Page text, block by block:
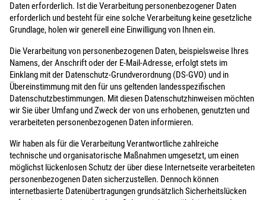
Daten erforderlich. Ist die Verarbeitung personenbezogener Daten
erforderlich und besteht für eine solche Verarbeitung keine gesetzliche
Grundlage, holen wir generell eine Einwilligung von Ihnen ein.
Die Verarbeitung von personenbezogenen Daten, beispielsweise Ihres
Namens, der Anschrift oder der E-Mail-Adresse, erfolgt stets im
Einklang mit der Datenschutz-Grundverordnung (DS-GVO) und in
Übereinstimmung mit den für uns geltenden landesspezifischen
Datenschutzbestimmungen. Mit diesen Datenschutzhinweisen möchten
wir Sie über Umfang und Zweck der von uns erhobenen, genutzten und
verarbeiteten personenbezogenen Daten informieren.
Wir haben als für die Verarbeitung Verantwortliche zahlreiche
technische und organisatorische Maßnahmen umgesetzt, um einen
möglichst lückenlosen Schutz der über diese Internetseite verarbeiteten
personenbezogenen Daten sicherzustellen. Dennoch können
internetbasierte Datenübertragungen grundsätzlich Sicherheitslücken